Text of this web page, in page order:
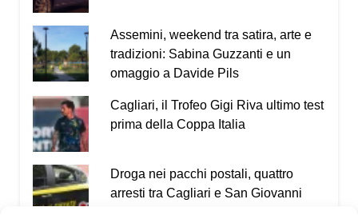
Assemini, weekend tra satira, arte e
tradizioni: Sabina Guzzanti e un
omaggio a Davide Pils
Cagliari, il Trofeo Gigi Riva ultimo test
prima della Coppa Italia
Droga nei pacchi postali, quattro
arresti tra Cagliari e San Giovanni